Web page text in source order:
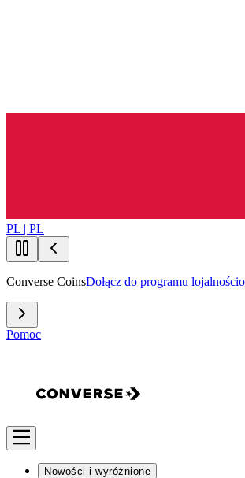
PL | PL
Converse CoinsDołącz do programu
Pomoc
Nowości i wyróżnione